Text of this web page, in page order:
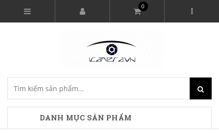
0
DANH MỤC SẢN PHẨM